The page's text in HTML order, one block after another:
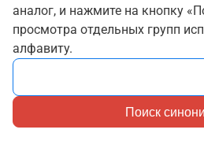
аналог, и нажмите на кнопку
просмотра отдельных групп
алфавиту.
Поиск